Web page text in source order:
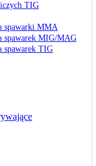
TIG
spawarki MMA
spawarek MIG/MAG
spawarek TIG